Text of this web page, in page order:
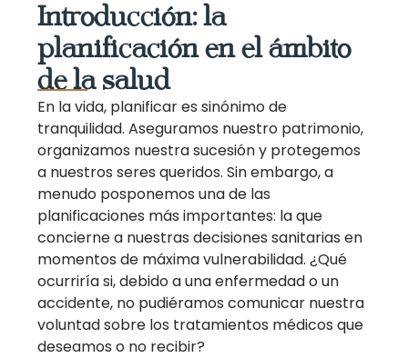
Introducción: la
planificación en el ámbito
de la salud
En la vida, planificar es sinónimo de
tranquilidad. Aseguramos nuestro patrimonio,
organizamos nuestra sucesión y protegemos
a nuestros seres queridos. Sin embargo, a
menudo posponemos una de las
planificaciones más importantes: la que
concierne a nuestras decisiones sanitarias en
momentos de máxima vulnerabilidad. ¿Qué
ocurriría si, debido a una enfermedad o un
accidente, no pudiéramos comunicar nuestra
voluntad sobre los tratamientos médicos que
deseamos o no recibir?